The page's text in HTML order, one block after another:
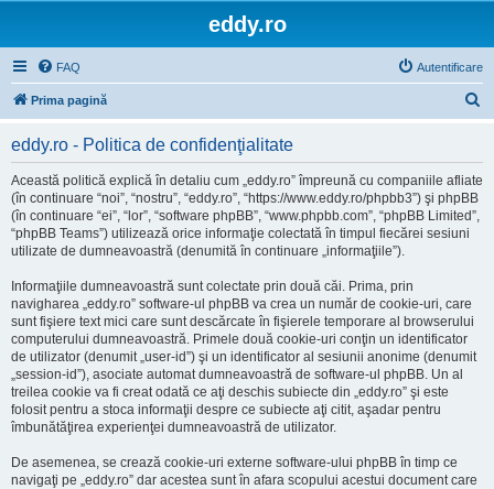
eddy.ro
FAQ Autentificare
Prima pagină
eddy.ro - Politica de confidenţialitate
Această politică explică în detaliu cum „eddy.ro” împreună cu companiile afliate
(în continuare “noi”, “nostru”, “eddy.ro”, “https://www.eddy.ro/phpbb3”) şi phpBB
(în continuare “ei”, “lor”, “software phpBB”, “www.phpbb.com”, “phpBB Limited”,
“phpBB Teams”) utilizează orice informaţie colectată în timpul fiecărei sesiuni
utilizate de dumneavoastră (denumită în continuare „informaţiile”).
Informaţiile dumneavoastră sunt colectate prin două căi. Prima, prin
navigharea „eddy.ro” software-ul phpBB va crea un număr de cookie-uri, care
sunt fişiere text mici care sunt descărcate în fişierele temporare al browserului
computerului dumneavoastră. Primele două cookie-uri conţin un identificator
de utilizator (denumit „user-id”) şi un identificator al sesiunii anonime (denumit
„session-id”), asociate automat dumneavoastră de software-ul phpBB. Un al
treilea cookie va fi creat odată ce aţi deschis subiecte din „eddy.ro” şi este
folosit pentru a stoca informaţii despre ce subiecte aţi citit, aşadar pentru
îmbunătăţirea experienţei dumneavoastră de utilizator.
De asemenea, se crează cookie-uri externe software-ului phpBB în timp ce
navigaţi pe „eddy.ro” dar acestea sunt în afara scopului acestui document care